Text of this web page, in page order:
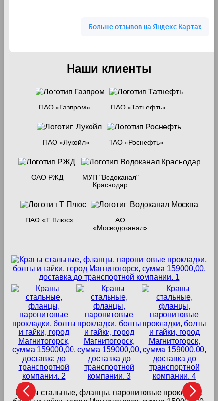
Наши клиенты
ПАО «Газпром» ПАО «Татнефть»
ПАО «Лукойл» ПАО «Роснефть»
ОАО РЖД
МУП "Водоканал"
Краснодар
ПАО «Т Плюс»
АО
«Мосводоканал»
Краны стальные, фланцы, паронитовые прокладки,